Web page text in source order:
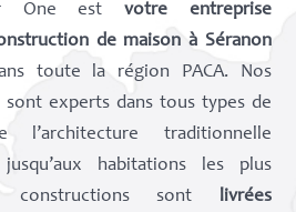
One est votre entreprise
de maison à Séranon
toute la région PACA. Nos
sont experts dans tous types de
l’architecture traditionnelle
jusqu’aux habitations les plus
constructions sont livrées